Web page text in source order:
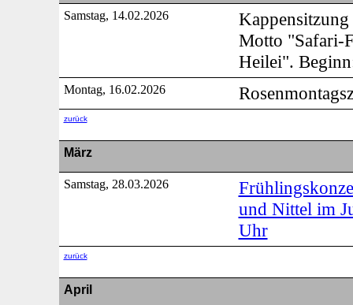
Samstag, 14.02.2026
Motto "Safari-
Heilei".
Montag, 16.02.2026
zurück
März
Samstag, 28.03.2026
und Nittel im
Uhr
zurück
April